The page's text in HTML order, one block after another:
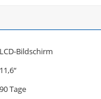
LCD-Bildschirm
11,6“
90 Tage